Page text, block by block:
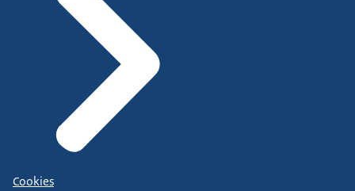
Cookies